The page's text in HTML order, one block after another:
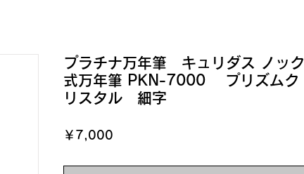
プラチナ万年筆 キュリダス ノック
式万年筆 PKN-7000 プリズムク
リスタル 細字
￥7,000